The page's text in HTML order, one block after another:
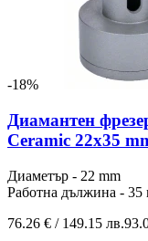
-18%
Диамантен
Ceramic 22x35
Диаметър - 22 mm
Работна дължина - 35
76.26 € / 149.15 лв.